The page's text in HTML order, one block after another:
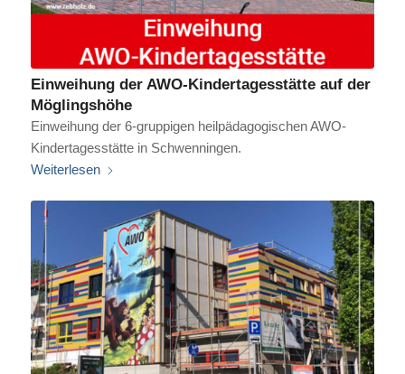
Einweihung der AWO-Kindertagesstätte auf der
Möglingshöhe
Einweihung der 6-gruppigen heilpädagogischen AWO-
Kindertagesstätte in Schwenningen.
Weiterlesen